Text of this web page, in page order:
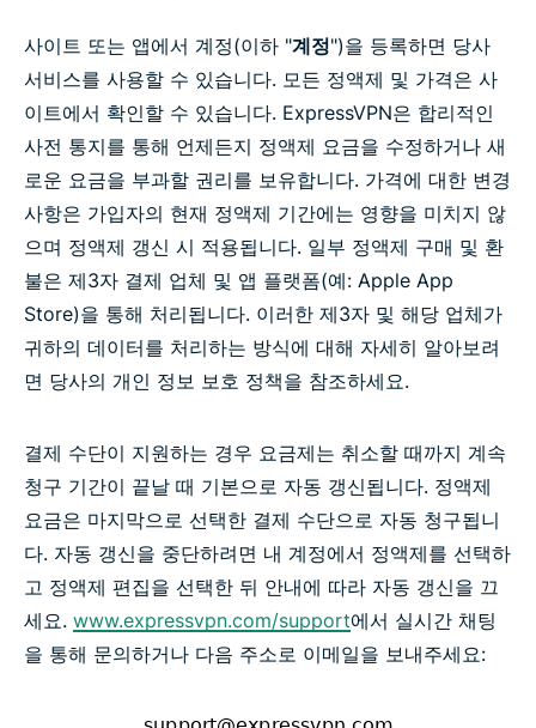
사이트 또는 앱에서 계정(이하 "계정")을 등록하면 당사
서비스를 사용할 수 있습니다. 모든 정액제 및 가격은 사
이트에서 확인할 수 있습니다. ExpressVPN은 합리적인
사전 통지를 통해 언제든지 정액제 요금을 수정하거나 새
로운 요금을 부과할 권리를 보유합니다. 가격에 대한 변경
사항은 가입자의 현재 정액제 기간에는 영향을 미치지 않
으며 정액제 갱신 시 적용됩니다. 일부 정액제 구매 및 환
불은 제3자 결제 업체 및 앱 플랫폼(예: Apple App
Store)을 통해 처리됩니다. 이러한 제3자 및 해당 업체가
귀하의 데이터를 처리하는 방식에 대해 자세히 알아보려
면 당사의 개인 정보 보호 정책을 참조하세요.
결제 수단이 지원하는 경우 요금제는 취소할 때까지 계속
청구 기간이 끝날 때 기본으로 자동 갱신됩니다. 정액제
요금은 마지막으로 선택한 결제 수단으로 자동 청구됩니
다. 자동 갱신을 중단하려면 내 계정에서 정액제를 선택하
고 정액제 편집을 선택한 뒤 안내에 따라 자동 갱신을 끄
세요. www.expressvpn.com/support에서 실시간 채팅
을 통해 문의하거나 다음 주소로 이메일을 보내주세요: